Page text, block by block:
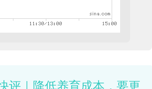
评｜降低养育成本，要更